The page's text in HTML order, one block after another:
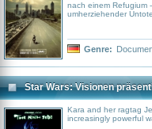
nach einem Refugium
umherziehender
Genre:
Star Wars: Visionen
Kara and her ragtag
increasingly powerful